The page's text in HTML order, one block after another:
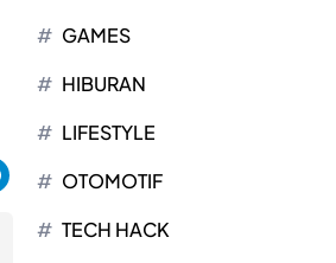
GAMES
HIBURAN
LIFESTYLE
OTOMOTIF
TECH HACK